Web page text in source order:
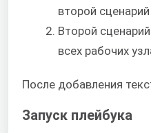
второй
Второй
всех рабочих
После добавления
Запуск плейбука